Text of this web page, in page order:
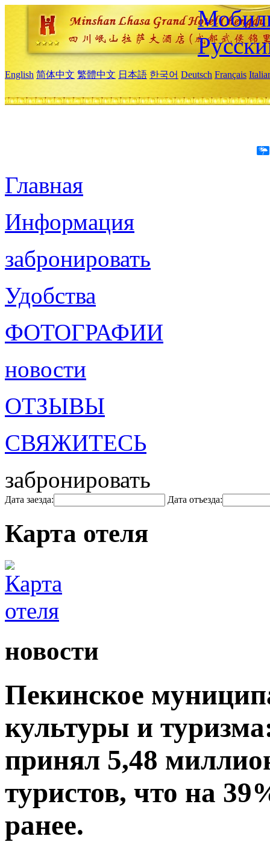
English 简体中文 繁體中文 日本語 한국어 Deutsch Français
Главная
Информация
забронировать
Удобства
ФОТОГРАФИИ
новости
ОТЗЫВЫ
СВЯЖИТЕСЬ
забронировать
Дата заезда: Дата отъезда:
Карта отеля
новости
Пекинское
культуры и
принял 5,48
туристов, что на
ранее.